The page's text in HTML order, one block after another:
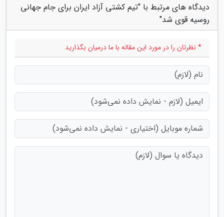
دیدگاه های مرتبط با "تیم کشتی آزاد ایران برای جام جهانی
روسیه قوی شد"
* نظرتان را در مورد این مقاله با ما درمیان بگذارید